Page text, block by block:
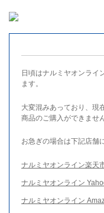
日頃はナルミヤオンライ
ます。
大変混みあっており、現
商品のご購入ができません
お急ぎの場合は下記店舗
ナルミヤオンライン楽天
ナルミヤオンライン
ナルミヤオンライン